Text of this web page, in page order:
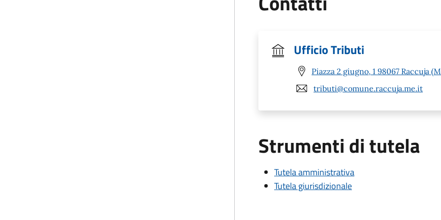
Ufficio Tributi
Piazza 2 giugno, 1 98067 Raccuja
tributi@comune.raccuja.me.it
Strumenti di tutela
Tutela amministrativa
Tutela giurisdizionale